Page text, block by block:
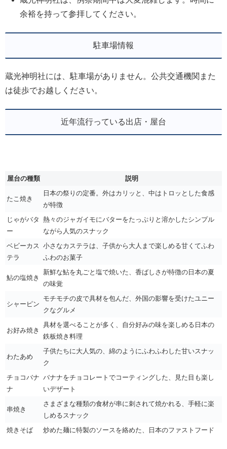
余裕を持って参拝してください。
駐車場情報
蔵光神明社には、駐車場がありません。公共交通機関また
は徒歩でお越しください。
近年流行っている出店・屋台
屋台の種類 説明
たこ焼き
日本の祭りの定番。外はカリッと、中はトロッとした食感
が特徴
じゃがバタ
ー
熱々のジャガイモにバターをたっぷりと溶かしたシンプル
ながら人気のスナック
ベビーカス
テラ
小さなカステラは、子供から大人まで楽しめる甘くてふわ
ふわのお菓子
鮎の塩焼き
新鮮な鮎を丸ごと塩で焼いた、香ばしさが特徴の日本の夏
の味覚
シャーピン
モチモチの皮で具材を包んだ、外国の影響を受けたユニー
クなグルメ
お好み焼き
具材を選べることが多く、自分好みの味を楽しめる日本の
鉄板焼き料理
わたあめ
子供たちに大人気の、綿のようにふわふわした甘いスナッ
ク
チョコバナ
ナ
バナナをチョコレートでコーティングした、見た目も楽し
いデザート
串焼き
さまざまな種類の食材が串に刺されて焼かれる、手軽に楽
しめるスナック
焼きそば
炒めた麺に特製のソースを絡めた、日本のファストフード